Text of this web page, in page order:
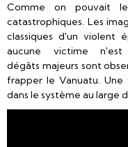
Comme on pouvait
catastrophiques. Les
classiques d'un violent
aucune victime
dégâts majeurs sont
frapper le Vanuatu.
dans le système au large